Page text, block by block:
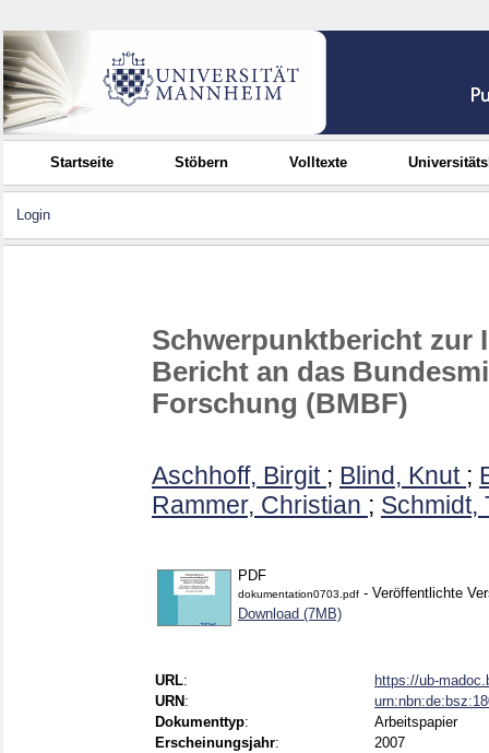
Startseite Stöbern Volltexte
Login
Schwerpunktbericht zur
Bericht an das
Forschung (BMBF)
Aschhoff, Birgit ; Blind, Knut ;
Rammer, Christian ; Schmidt,
PDF
dokumentation0703.pdf - Veröffentlichte
Download (7MB)
URL:
https://ub-
URN :
Dokumenttyp:
Arbeitspapier
Erscheinungsjahr:
2007